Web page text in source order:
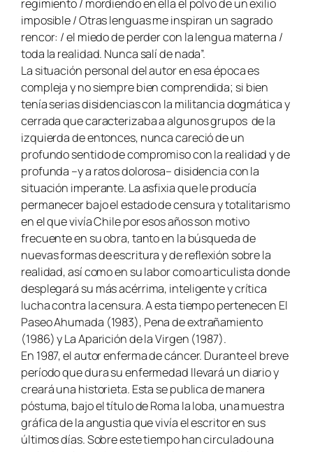
regimiento / mordiendo en ella el polvo de un exilio
imposible / Otras lenguas me inspiran un sagrado
rencor: / el miedo de perder con la lengua materna /
toda la realidad. Nunca salí de nada”.
La situación personal del autor en esa época es
compleja y no siempre bien comprendida; si bien
tenía serias disidencias con la militancia dogmática y
cerrada que caracterizaba a algunos grupos de la
izquierda de entonces, nunca careció de un
profundo sentido de compromiso con la realidad y de
profunda –y a ratos dolorosa– disidencia con la
situación imperante. La asfixia que le producía
permanecer bajo el estado de censura y totalitarismo
en el que vivía Chile por esos años son motivo
frecuente en su obra, tanto en la búsqueda de
nuevas formas de escritura y de reflexión sobre la
realidad, así como en su labor como articulista donde
desplegará su más acérrima, inteligente y crítica
lucha contra la censura. A esta tiempo pertenecen El
Paseo Ahumada (1983), Pena de extrañamiento
(1986) y La Aparición de la Virgen (1987).
En 1987, el autor enferma de cáncer. Durante el breve
período que dura su enfermedad llevará un diario y
creará una historieta. Esta se publica de manera
póstuma, bajo el título de Roma la loba, una muestra
gráfica de la angustia que vivía el escritor en sus
últimos días. Sobre este tiempo han circulado una